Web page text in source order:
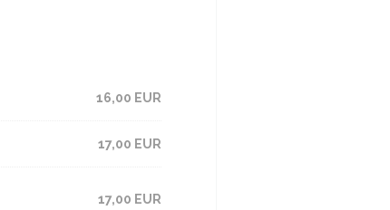
16,00 EUR
17,00 EUR
17,00 EUR